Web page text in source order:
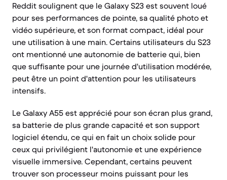
Reddit soulignent que le Galaxy S23 est souvent loué
pour ses performances de pointe, sa qualité photo et
vidéo supérieure, et son format compact, idéal pour
une utilisation à une main. Certains utilisateurs du S23
ont mentionné une autonomie de batterie qui, bien
que suffisante pour une journée d'utilisation modérée,
peut être un point d'attention pour les utilisateurs
intensifs.
Le Galaxy A55 est apprécié pour son écran plus grand,
sa batterie de plus grande capacité et son support
logiciel étendu, ce qui en fait un choix solide pour
ceux qui privilégient l'autonomie et une expérience
visuelle immersive. Cependant, certains peuvent
trouver son processeur moins puissant pour les